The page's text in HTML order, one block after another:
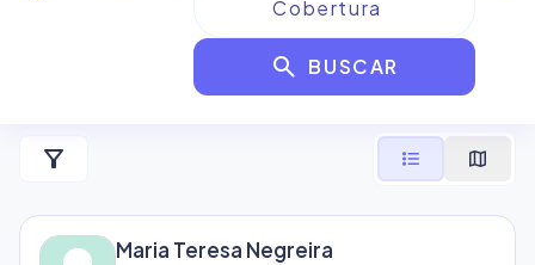
search BUSCAR
Resultados paraEspora
filter_alt format_list_bulleted map
Maria Teresa Negreira